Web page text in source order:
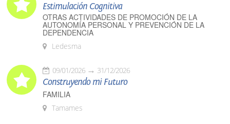
Estimulación Cognitiva
OTRAS ACTIVIDADES DE PROMOCIÓN DE LA
AUTONOMÍA PERSONAL Y PREVENCIÓN DE LA
DEPENDENCIA
Ledesma
09/01/2026 31/12/2026
Construyendo mi Futuro
FAMILIA
Tamames